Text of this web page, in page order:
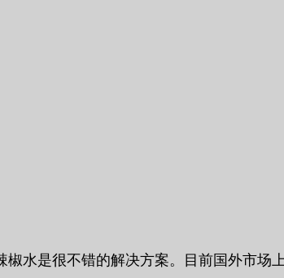
水是很不错的解决方案。目前国外市场